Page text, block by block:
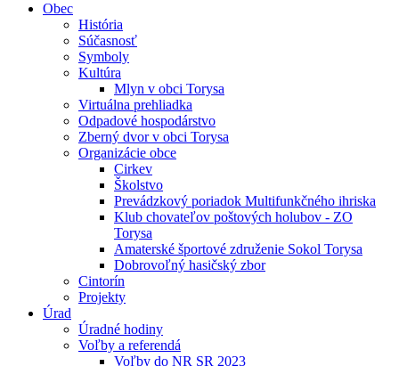
Obec
História
Súčasnosť
Symboly
Kultúra
Mlyn v obci Torysa
Virtuálna prehliadka
Odpadové hospodárstvo
Zberný dvor v obci Torysa
Organizácie obce
Cirkev
Školstvo
Prevádzkový poriadok Multifunkčného ihriska
Klub chovateľov poštových holubov - ZO
Torysa
Amaterské športové združenie Sokol Torysa
Dobrovoľný hasičský zbor
Cintorín
Projekty
Úrad
Úradné hodiny
Voľby a referendá
Voľby do NR SR 2023